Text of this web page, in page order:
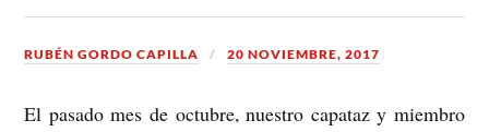
RUBÉN GORDO CAPILLA 20 NOVIEMBRE, 2017
El pasado mes de octubre, nuestro capataz y miembro